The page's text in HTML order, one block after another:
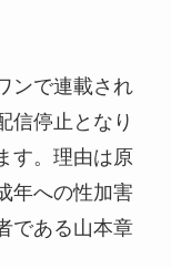
ンで連載され
信停止となり
す。理由は原
年への性加害
である山本章